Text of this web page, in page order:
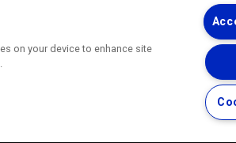
Copyright ® 2026 - Todos os
on your device to enhance site